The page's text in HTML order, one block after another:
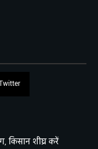
किसान शीघ्र करें